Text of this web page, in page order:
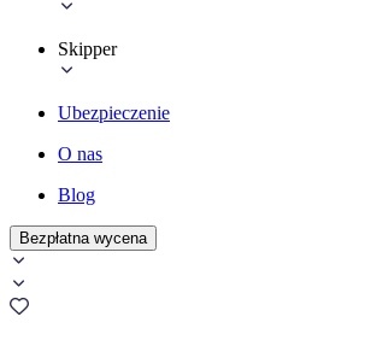
Skipper
Ubezpieczenie
O nas
Blog
Bezpłatna wycena